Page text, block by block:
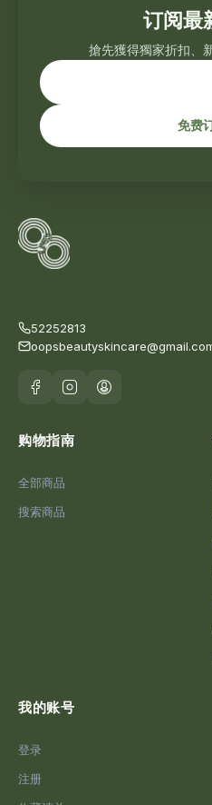
订阅最
搶先獲得獨家折扣、
免费
52252813
购物指南
全部商品
搜索商品
我的账号
登录
注册